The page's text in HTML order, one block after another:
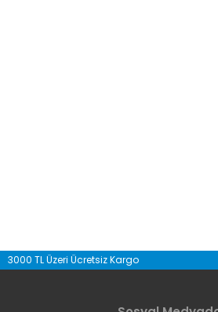
3000 TL Üzeri Ücretsiz Kargo